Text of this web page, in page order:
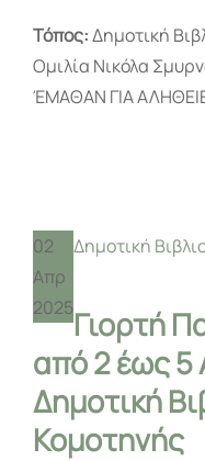
Τόπος:Δημοτική
Ομιλία Νικόλα
ΈΜΑΘΑΝ ΓΙΑ
02
Απρ
2025
Δημοτική
Γιορτή
από 2 έως 5
Δημοτική
Κομοτηνής